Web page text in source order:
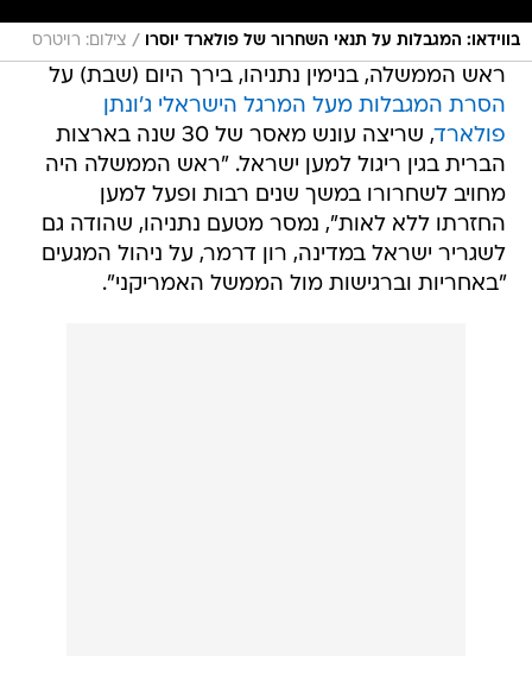
בווידאו: המגבלות על תנאי השחרור של פולארד יוסרו / צילום: רויטרס
ראש הממשלה, בנימין נתניהו, בירך היום (שבת) על
הסרת המגבלות מעל המרגל הישראלי ג'ונתן
פולארד
, שריצה עונש מאסר של 30 שנה בארצות
הברית בגין ריגול למען ישראל. "ראש הממשלה היה
מחויב לשחרורו במשך שנים רבות ופעל למען
החזרתו ללא לאות", נמסר מטעם נתניהו, שהודה גם
לשגריר ישראל במדינה, רון דרמר, על ניהול המגעים
"באחריות וברגישות מול הממשל האמריקני".